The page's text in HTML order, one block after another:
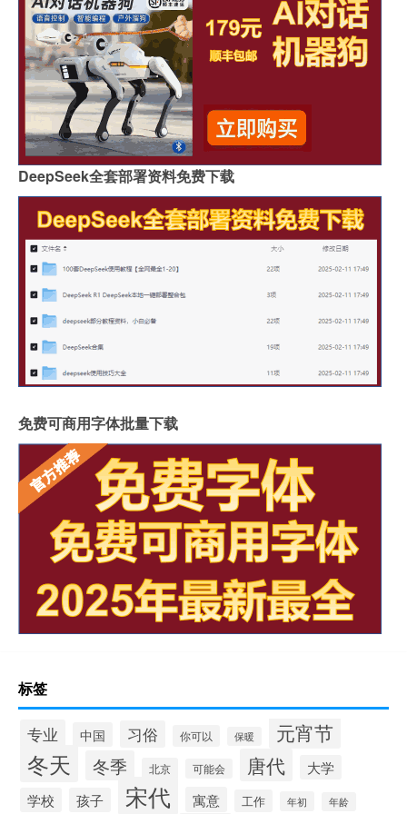
DeepSeek全套部署资料免费下载
免费可商用字体批量下载
标签
专业 中国 习俗 你可以 保暖 元宵节
冬天 冬季 北京 可能会 唐代
大学
学校
孩子 宋代 寓意 工作 年初 年龄